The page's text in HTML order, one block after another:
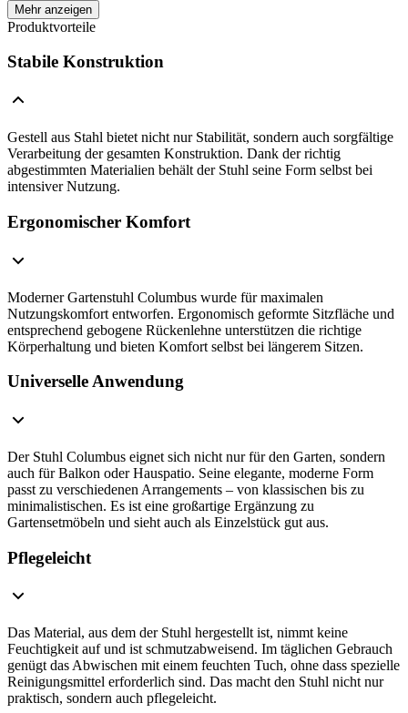
Mehr anzeigen
Produktvorteile
Stabile Konstruktion
Gestell aus Stahl bietet nicht nur Stabilität, sondern auch sorgfältige
Verarbeitung der gesamten Konstruktion. Dank der richtig
abgestimmten Materialien behält der Stuhl seine Form selbst bei
intensiver Nutzung.
Ergonomischer Komfort
Moderner Gartenstuhl Columbus wurde für maximalen
Nutzungskomfort entworfen. Ergonomisch geformte Sitzfläche und
entsprechend gebogene Rückenlehne unterstützen die richtige
Körperhaltung und bieten Komfort selbst bei längerem Sitzen.
Universelle Anwendung
Der Stuhl Columbus eignet sich nicht nur für den Garten, sondern
auch für Balkon oder Hauspatio. Seine elegante, moderne Form
passt zu verschiedenen Arrangements – von klassischen bis zu
minimalistischen. Es ist eine großartige Ergänzung zu
Gartensetmöbeln und sieht auch als Einzelstück gut aus.
Pflegeleicht
Das Material, aus dem der Stuhl hergestellt ist, nimmt keine
Feuchtigkeit auf und ist schmutzabweisend. Im täglichen Gebrauch
genügt das Abwischen mit einem feuchten Tuch, ohne dass spezielle
Reinigungsmittel erforderlich sind. Das macht den Stuhl nicht nur
praktisch, sondern auch pflegeleicht.